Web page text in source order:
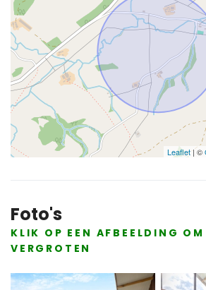
Leaflet| ©
Foto's
KLIK OP EEN AFBEELDING OM
VERGROTEN